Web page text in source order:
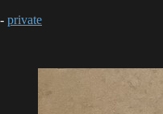
- private